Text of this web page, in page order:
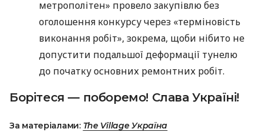
метрополітен» провело закупівлю без
оголошення конкурсу через «терміновість
виконання робіт», зокрема, щоби нібито не
допустити подальшої деформації тунелю
до початку основних ремонтних робіт.
Борітеся — поборемо! Слава Україні!
За матеріалами: The Village Україна